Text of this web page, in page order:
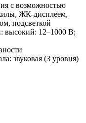
с возможностью
ЖК-дисплеем,
подсветкой
высокий: 12–1000 В;
звуковая (3 уровня)